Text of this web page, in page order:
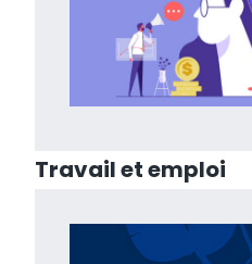
Travail et emploi